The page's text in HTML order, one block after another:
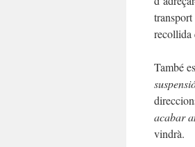
transport
recollida
També
acabar
vindrà.